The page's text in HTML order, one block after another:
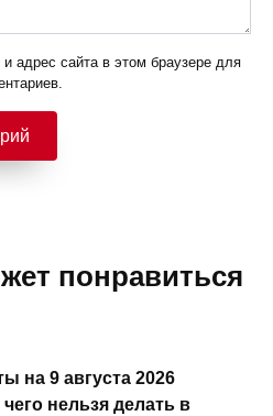
адрес сайта в этом браузере для
понравиться
на 9 августа 2026
нельзя делать в